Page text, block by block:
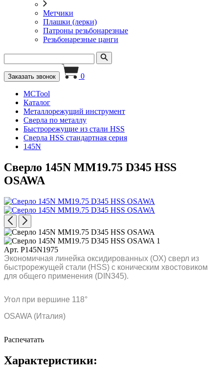
Метчики
Плашки (лерки)
Патроны резьбонарезные
Резьбонарезные цанги
Заказать звонок 0
MCTool
Каталог
Металлорежущий инструмент
Сверла по металлу
Быстрорежущие из стали HSS
Сверла HSS стандартная серия
145N
Сверло 145N MM19.75 D345 HSS
OSAWA
Арт. P145N1975
Экономичная линейка оксидированных (OX) сверл из
быстрорежущей стали (HSS) с коническим хвостовиком
для общего применения (DIN345).
Угол при вершине 118°
OSAWA (Италия)
Распечатать
Характеристики: